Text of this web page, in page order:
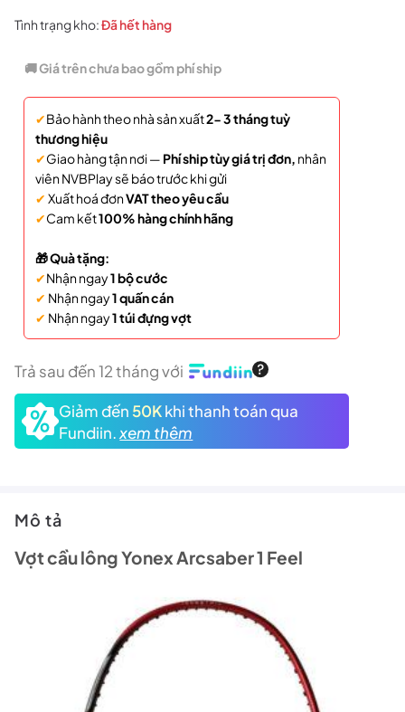
gốc
là:
671.000 ₫.
hiện
tại
là:
555.000 ₫.
Tình trạng kho:Đã hết hàng
🚚 Giá trên chưa bao gồm phí ship
✔Bảo hành theo nhà sản xuất2- 3 tháng tuỳ
thương hiệu
✔Giao hàng tận nơi — Phí ship tùy giá trị đơn, nhân
viên NVBPlay sẽ báo trước khi gửi
✔ Xuất hoá đơnVAT theo yêu cầu
✔Cam kết100% hàng chính hãng
🎁 Quà tặng:
✔Nhận ngay1 bộ cước
✔ Nhận ngay1 quấn cán
✔ Nhận ngay1 túi đựng vợt
Trả sau đến 12 tháng với
Giảm đến 50Kkhi thanh toán qua
Fundiin.xem thêm
Mô tả
Vợt cầu lông Yonex Arcsaber 1 Feel